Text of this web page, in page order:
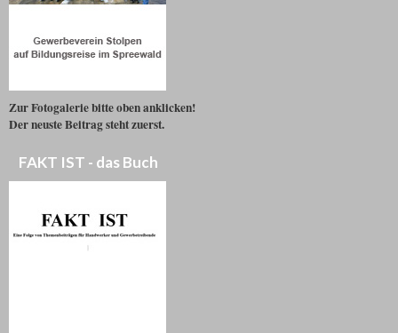
Zur Fotogalerie bitte oben anklicken!
Der neuste Beitrag steht zuerst.
FAKT IST - das Buch